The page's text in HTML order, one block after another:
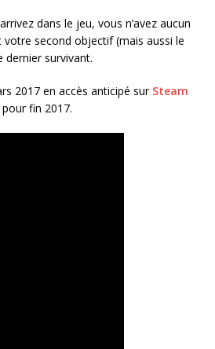
dans le jeu, vous n’avez aucun
second objectif (mais aussi le
survivant.
2017 en accès anticipé sur Steam
fin 2017.